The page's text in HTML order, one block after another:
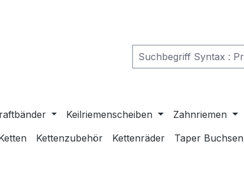
Keilriemenscheiben Zahnriemen
Kettenzubehör Kettenräder Taper Buchsen